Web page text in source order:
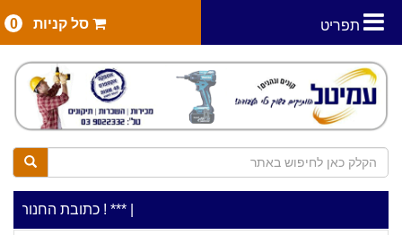
תפריט סל קניות 0
***כתובת החנות: רח' המלאכה 2, ביתן 8 (כניסה מרח'***כלי עבודה להשכרה בתעריף יומי משתלם ! ***